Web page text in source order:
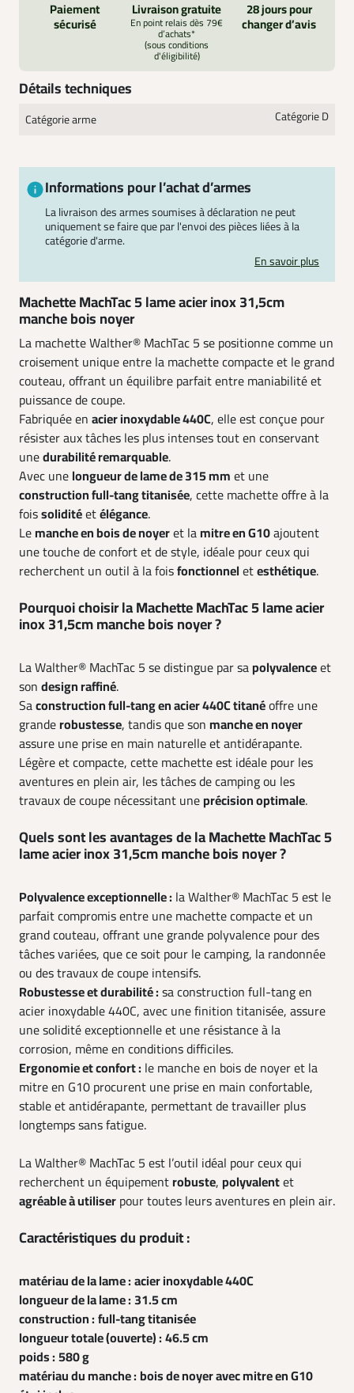
Paiement
sécurisé
Livraison gratuite
En point relais dès 79€
d’achats*
(sous conditions
d'éligibilité)
28 jours pour
changer d’avis
Détails techniques
Catégorie arme Catégorie D
Informations pour l’achat d’armes
La livraison des armes soumises à déclaration ne peut
uniquement se faire que par l'envoi des pièces liées à la
catégorie d'arme.
En savoir plus
Machette MachTac 5 lame acier inox 31,5cm
manche bois noyer
La machette Walther® MachTac 5 se positionne comme un
croisement unique entre la machette compacte et le grand
couteau, offrant un équilibre parfait entre maniabilité et
puissance de coupe.
Fabriquée en acier inoxydable 440C, elle est conçue pour
résister aux tâches les plus intenses tout en conservant
unedurabilité remarquable.
Avec une longueur de lame de 315 mm et une
construction full-tang titanisée, cette machette offre à la
foissoliditéetélégance.
Lemanche en bois de noyeret lamitre en G10ajoutent
une touche de confort et de style, idéale pour ceux qui
recherchent un outil à la foisfonctionnel etesthétique.
Pourquoi choisir la Machette MachTac 5 lame acier
inox 31,5cm manche bois noyer ?
La Walther® MachTac 5 se distingue par sapolyvalenceet
son design raffiné.
Saconstruction full-tang en acier 440C titanéoffre une
granderobustesse, tandis que son manche en noyer
assure une prise en main naturelle et antidérapante.
Légère et compacte, cette machette est idéale pour les
aventures en plein air, les tâches de camping ou les
travaux de coupe nécessitant uneprécision optimale.
Quels sont les avantages de la Machette MachTac 5
lame acier inox 31,5cm manche bois noyer ?
Polyvalence exceptionnelle : la Walther® MachTac 5 est le
parfait compromis entre une machette compacte et un
grand couteau, offrant une grande polyvalence pour des
tâches variées, que ce soit pour le camping, la randonnée
ou des travaux de coupe intensifs.
Robustesse et durabilité : sa construction full-tang en
acier inoxydable 440C, avec une finition titanisée, assure
une solidité exceptionnelle et une résistance à la
corrosion, même en conditions difficiles.
Ergonomie et confort : le manche en bois de noyer et la
mitre en G10 procurent une prise en main confortable,
stable et antidérapante, permettant de travailler plus
longtemps sans fatigue.
La Walther® MachTac 5 est l’outil idéal pour ceux qui
recherchent un équipementrobuste, polyvalentet
agréable à utiliser pour toutes leurs aventures en plein air.
Caractéristiques du produit :
matériau de la lame : acier inoxydable 440C
longueur de la lame : 31.5 cm
construction : full-tang titanisée
longueur totale (ouverte) : 46.5 cm
poids : 580 g
matériau du manche : bois de noyer avec mitre en G10